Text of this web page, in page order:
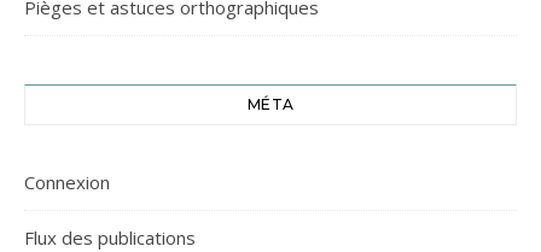
Pièges et astuces orthographiques
MÉTA
Connexion
Flux des publications